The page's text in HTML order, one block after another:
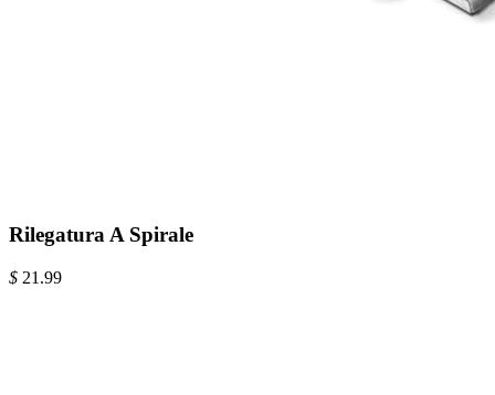
Rilegatura A Spirale
$ 21.99